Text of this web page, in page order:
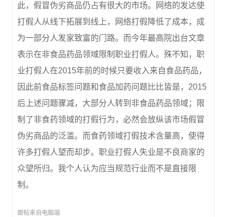
此，假冒伪劣商品仍占有很大的市场。网络的发达使
打假人从线下拓展到线上，网络打假降低了成本，成
为一部分人发家致富的门路。而今年最高院出台文章
表示在非食品药品领域限制职业打假人。殊不知，职
业打假人在2015年前的时候只要收入来自食品药品，
因此前食品标签问题和食品加药问题比比皆是，2015
后上述问题骤减，大部分人转到非食品药品领域；限
制了非食药领域的打假行为，必然会放纵该市场假冒
伪劣商品的泛滥。而食药领域打假技术含量高，使得
许多打假人望而却步。职业打假人失业是不良商家的
众望所归。我个人认为应当规范行业而不是直接限
制。
跟帖来自电脑端